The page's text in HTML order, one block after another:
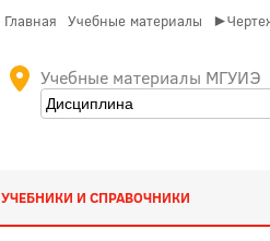
Главная Учебные материалы
Учебные материалы МГУИЭ
УЧЕБНИКИ И СПРАВОЧНИКИ